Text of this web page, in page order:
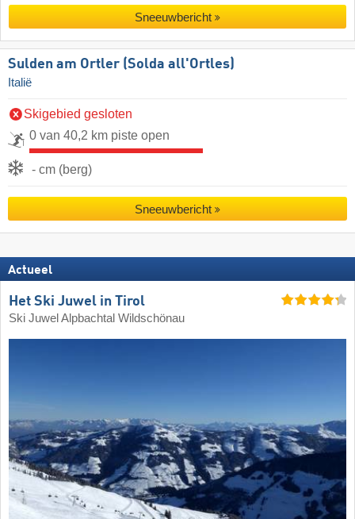
Sneeuwbericht
Sulden am Ortler (Solda all'Ortles)
Italië
Skigebied gesloten
0 van 40,2 km piste open
- cm (berg)
Sneeuwbericht
Actueel
Het Ski Juwel in Tirol
Ski Juwel Alpbachtal Wildschönau